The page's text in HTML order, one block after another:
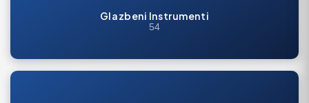
Glazbeni Instrumenti
54